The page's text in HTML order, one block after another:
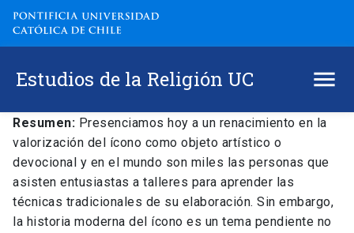
Estudios de la Religión UC
Resumen: Presenciamos hoy a un renacimiento en la
valorización del ícono como objeto artístico o
devocional y en el mundo son miles las personas que
asisten entusiastas a talleres para aprender las
técnicas tradicionales de su elaboración. Sin embargo,
la historia moderna del ícono es un tema pendiente no